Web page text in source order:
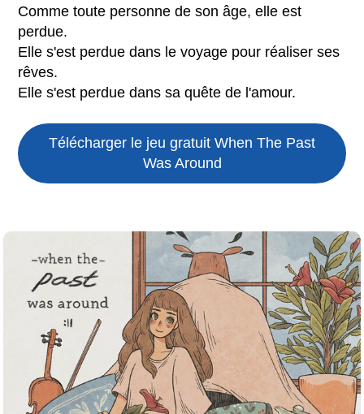
Comme toute personne de son âge, elle est
perdue.
Elle s'est perdue dans le voyage pour réaliser ses
rêves.
Elle s'est perdue dans sa quête de l'amour.
Télécharger le jeu gratuit When The Past
Was Around